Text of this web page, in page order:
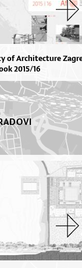
of Architecture
2015/16